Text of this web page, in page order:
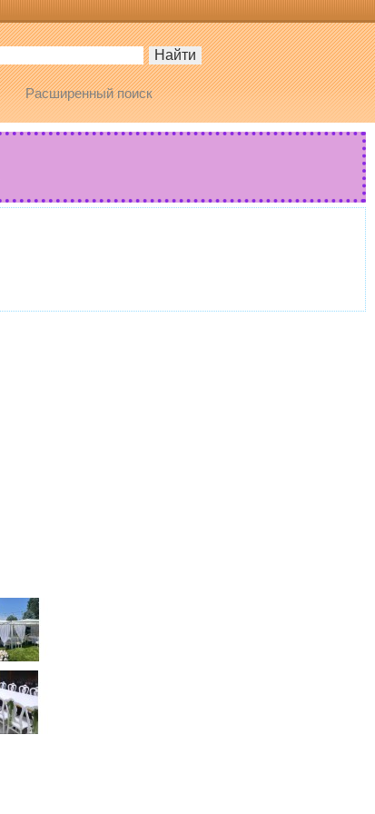
Расширенный поиск